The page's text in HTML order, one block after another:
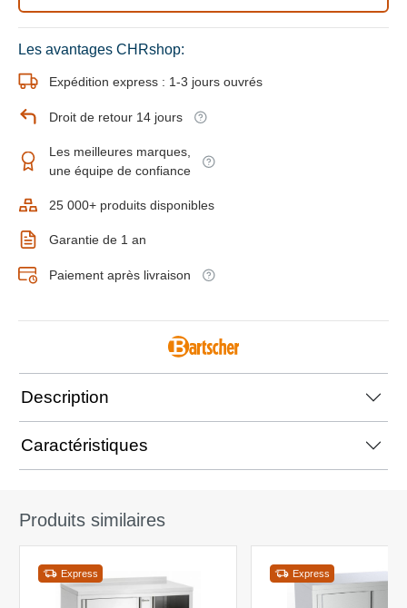
Les avantages CHRshop:
Expédition express : 1-3 jours ouvrés
Droit de retour 14 jours
Les meilleures marques,
une équipe de confiance
25 000+ produits disponibles
Garantie de 1 an
Paiement après livraison
Description
Caractéristiques
Produits similaires
Express Express